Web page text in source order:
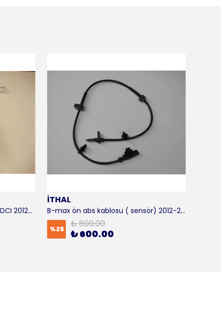
B-max motor takozu 1.5 - 1.6 TDCI 2012-2016 ORJİNAL
İTHAL
B-max ön abs kablosu ( sensör) 2012-2016 ITHAL
%25 ₺ 800.00
₺ 600.00